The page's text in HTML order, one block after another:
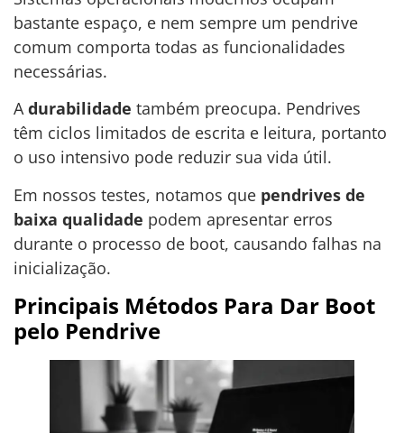
bastante espaço, e nem sempre um pendrive
comum comporta todas as funcionalidades
necessárias.
Adurabilidade também preocupa. Pendrives
têm ciclos limitados de escrita e leitura, portanto
o uso intensivo pode reduzir sua vida útil.
Em nossos testes, notamos que pendrives de
baixa qualidade podem apresentar erros
durante o processo de boot, causando falhas na
inicialização.
Principais Métodos Para Dar Boot
pelo Pendrive